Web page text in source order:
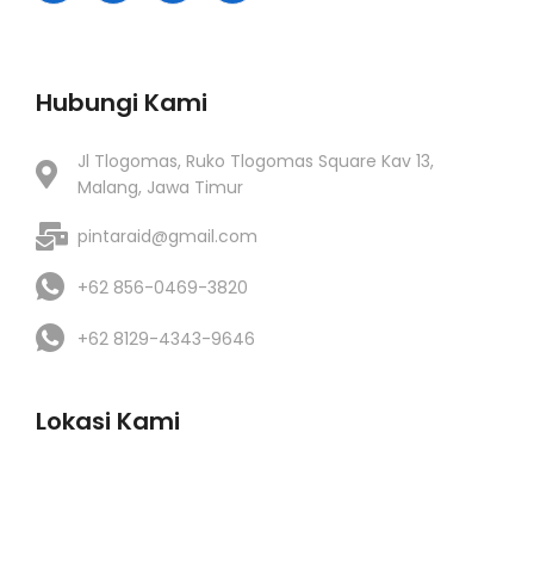
Hubungi Kami
Jl Tlogomas, Ruko Tlogomas Square Kav 13,
Malang, Jawa Timur
pintaraid@gmail.com
+62 856-0469-3820
+62 8129-4343-9646
Lokasi Kami